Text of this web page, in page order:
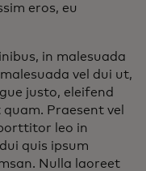
eros, eu
in malesuada
vel dui ut,
justo, eleifend
Praesent vel
leo in
quis ipsum
Nulla laoreet